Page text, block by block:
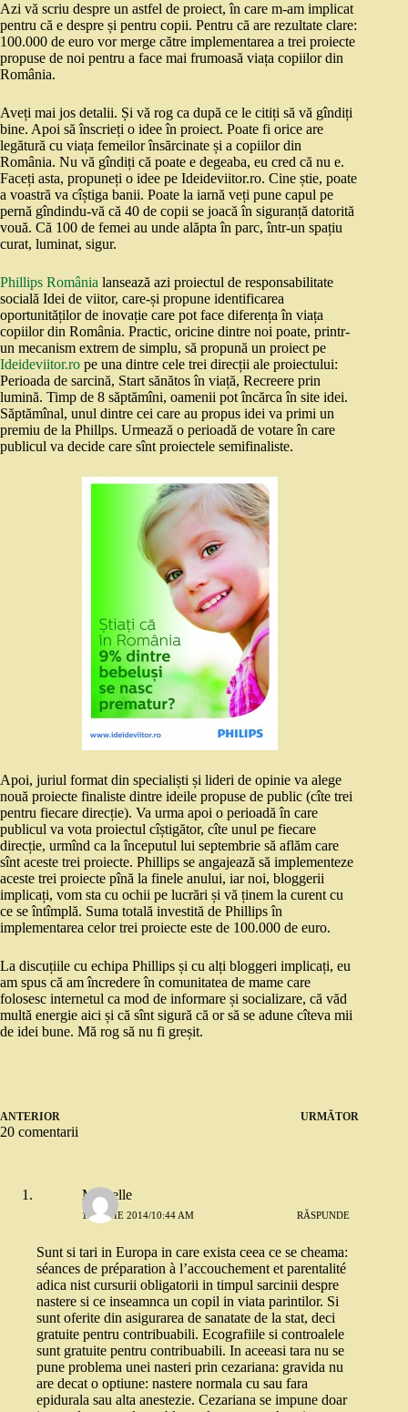
Azi vă scriu despre un astfel de proiect, în care m-am implicat
pentru că e despre și pentru copii. Pentru că are rezultate clare:
100.000 de euro vor merge către implementarea a trei proiecte
propuse de noi pentru a face mai frumoasă viața copiilor din
România.
Aveți mai jos detalii. Și vă rog ca după ce le citiți să vă gîndiți
bine. Apoi să înscrieți o idee în proiect. Poate fi orice are
legătură cu viața femeilor însărcinate și a copiilor din
România. Nu vă gîndiți că poate e degeaba, eu cred că nu e.
Faceți asta, propuneți o idee pe Ideideviitor.ro. Cine știe, poate
a voastră va cîștiga banii. Poate la iarnă veți pune capul pe
pernă gîndindu-vă că 40 de copii se joacă în siguranță datorită
vouă. Că 100 de femei au unde alăpta în parc, într-un spațiu
curat, luminat, sigur.
Phillips România lansează azi proiectul de responsabilitate
socială Idei de viitor, care-și propune identificarea
oportunităților de inovație care pot face diferența în viața
copiilor din România. Practic, oricine dintre noi poate, printr-
un mecanism extrem de simplu, să propună un proiect pe
Ideideviitor.ro pe una dintre cele trei direcții ale proiectului:
Perioada de sarcină, Start sănătos în viață, Recreere prin
lumină. Timp de 8 săptămîni, oamenii pot încărca în site idei.
Săptămînal, unul dintre cei care au propus idei va primi un
premiu de la Phillps. Urmează o perioadă de votare în care
publicul va decide care sînt proiectele semifinaliste.
Apoi, juriul format din specialiști și lideri de opinie va alege
nouă proiecte finaliste dintre ideile propuse de public (cîte trei
pentru fiecare direcție). Va urma apoi o perioadă în care
publicul va vota proiectul cîștigător, cîte unul pe fiecare
direcție, urmînd ca la începutul lui septembrie să aflăm care
sînt aceste trei proiecte. Phillips se angajează să implementeze
aceste trei proiecte pînă la finele anului, iar noi, bloggerii
implicați, vom sta cu ochii pe lucrări și vă ținem la curent cu
ce se întîmplă. Suma totală investită de Phillips în
implementarea celor trei proiecte este de 100.000 de euro.
La discuțiile cu echipa Phillips și cu alți bloggeri implicați, eu
am spus că am încredere în comunitatea de mame care
folosesc internetul ca mod de informare și socializare, că văd
multă energie aici și că sînt sigură că or să se adune cîteva mii
de idei bune. Mă rog să nu fi greșit.
ANTERIOR URMĂTOR
20 comentarii
Michelle
12 IUNIE 2014/10:44 AM RĂSPUNDE
Sunt si tari in Europa in care exista ceea ce se cheama:
séances de préparation à l’accouchement et parentalité
adica nist cursurii obligatorii in timpul sarcinii despre
nastere si ce inseamnca un copil in viata parintilor. Si
sunt oferite din asigurarea de sanatate de la stat, deci
gratuite pentru contribuabili. Ecografiile si controalele
sunt gratuite pentru contribuabili. In aceeasi tara nu se
pune problema unei nasteri prin cezariana: gravida nu
are decat o optiune: nastere normala cu sau fara
epidurala sau alta anestezie. Cezariana se impune doar